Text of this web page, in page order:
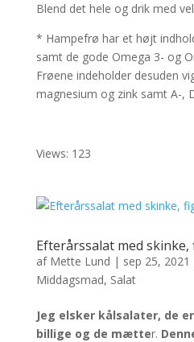
Blend det hele og drik med
* Hampefrø har et højt
samt de gode Omega 3- og
Frøene indeholder desuden
magnesium og zink samt A-,
Views: 123
Efterårssalat med
af Mette Lund | sep 25, 2021
Middagsmad, Salat
Jeg elsker kålsalater, de
billige og de mætter.